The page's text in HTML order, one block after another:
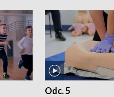
Odc. 5